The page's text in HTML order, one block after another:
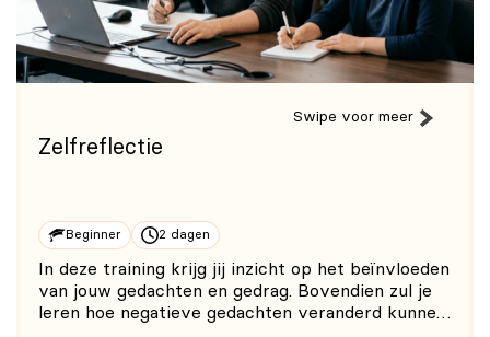
Swipe voor meer
Zelfreflectie
Beginner 2 dagen
In deze training krijg jij inzicht op het beïnvloeden
van jouw gedachten en gedrag. Bovendien zul je
leren hoe negatieve gedachten veranderd kunnen